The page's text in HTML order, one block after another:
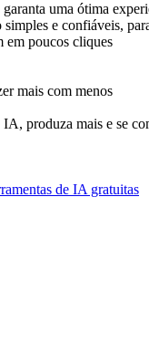
uma ótima
e confiáveis,
em poucos cliques
mais com menos
produza mais e se
de IA gratuitas